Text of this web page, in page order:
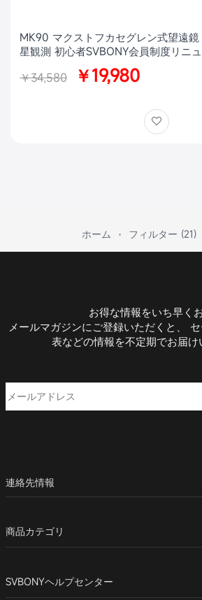
MK90 マクストフカセグレン式望遠
星観測 初心者SVBONY会員制度リニ
MK90特別価格キャンペーン【訳あり
限定】
￥34,580 ￥19,980
ホーム フィルター (21)
お得な情報をいち早く
メールマガジンにご登録いただくと、
表などの情報を不定期でお届け
連絡先情報
商品カテゴリ
SVBONYヘルプセンター